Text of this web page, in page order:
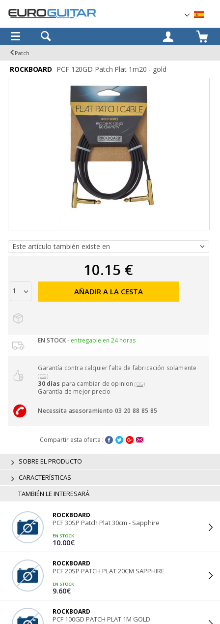
OK
Patch
ROCKBOARD PCF 120GD Patch Plat 1m20 - gold
10.15 €
AÑADIR A LA CESTA
EN STOCK- entregable en 24 horas
Garantía contra calquier falta de fabricación solamente
(CG)
30 días para cambiar de opinion(CG)
Garantía de mejor precio
Necessita asesoramiento 03 20 88 85 85
Compartir esta oferta :
SOBRE EL PRODUCTO
CARACTERÍSTICAS
TAMBIÉN LE INTERESARÁ
ROCKBOARD
PCF 30SP Patch Plat 30cm - Sapphire
EN STOCK
10.00€
ROCKBOARD
PCF 20SP PATCH PLAT 20CM SAPPHIRE
EN STOCK
9.60€
ROCKBOARD
PCF 100GD PATCH PLAT 1M GOLD